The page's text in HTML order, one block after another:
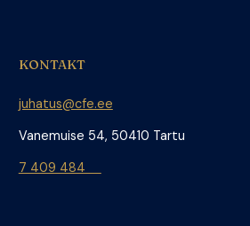
KONTAKT
juhatus@cfe.ee
Vanemuise 54, 50410 Tartu
7 409 484